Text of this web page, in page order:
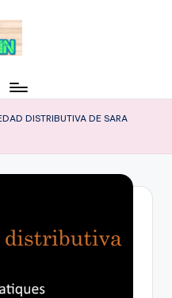
DISTRIBUTIVA DE SARA